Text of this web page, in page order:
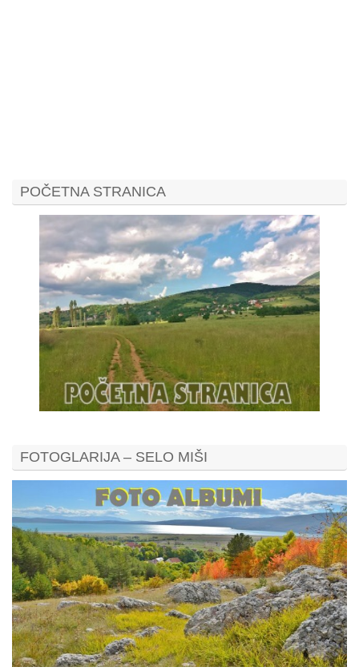
POČETNA STRANICA
FOTOGLARIJA – SELO MIŠI